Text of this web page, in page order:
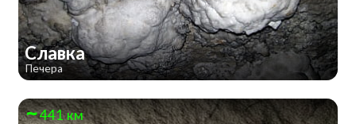
Славка
Печера
441 км